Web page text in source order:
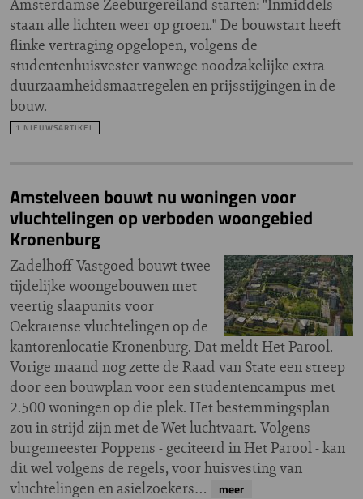
Amsterdamse Zeeburgereiland starten: "Inmiddels
staan alle lichten weer op groen." De bouwstart heeft
flinke vertraging opgelopen, volgens de
studentenhuisvester vanwege noodzakelijke extra
duurzaamheidsmaatregelen en prijsstijgingen in de
bouw.
1 NIEUWSARTIKEL
Amstelveen bouwt nu woningen voor
vluchtelingen op verboden woongebied
Kronenburg
Zadelhoff Vastgoed bouwt twee
tijdelijke woongebouwen met
veertig slaapunits voor
Oekraïense vluchtelingen op de
kantorenlocatie Kronenburg. Dat meldt Het Parool.
Vorige maand nog zette de Raad van State een streep
door een bouwplan voor een studentencampus met
2.500 woningen op die plek. Het bestemmingsplan
zou in strijd zijn met de Wet luchtvaart. Volgens
burgemeester Poppens - geciteerd in Het Parool - kan
dit wel volgens de regels, voor huisvesting van
vluchtelingen en asielzoekers…
meer